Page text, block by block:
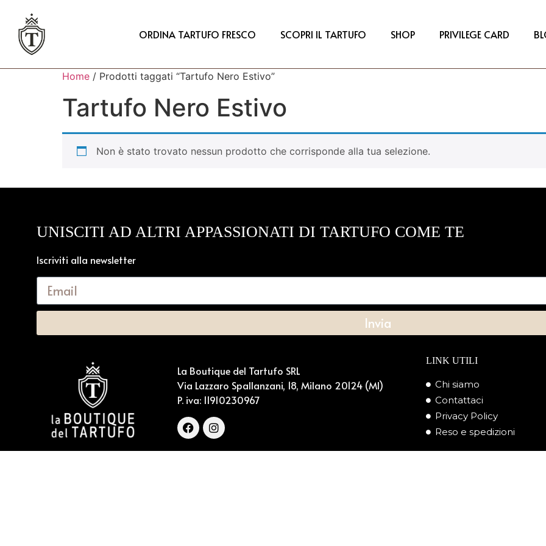
ORDINA TARTUFO FRESCO SCOPRI IL TARTUFO SHOP PRIVILEGE CARD
Home / Prodotti taggati “Tartufo Nero Estivo”
Tartufo Nero Estivo
Non è stato trovato nessun prodotto che corrisponde alla tua selezione.
UNISCITI AD ALTRI APPASSIONATI DI TARTUFO COME TE
Iscriviti alla newsletter
Invia
La Boutique del Tartufo SRL
Via Lazzaro Spallanzani, 18, Milano 20124 (MI)
P. iva: 11910230967
LINK UTILI
Chi siamo
Contattaci
Privacy Policy
Reso e spedizioni